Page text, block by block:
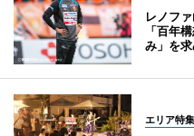
レノフ
「百年
み」を
エリア特集